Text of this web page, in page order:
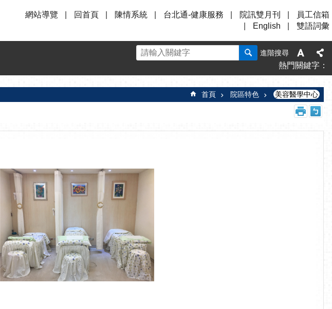
網站導覽
回首頁 陳情系統 台北通-健康服務 院訊雙月刊
員工信箱
English
雙語詞彙
進階搜尋
熱門關鍵字
首頁 院區特色 美容醫學中心